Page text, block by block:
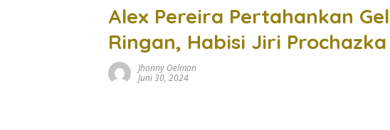
Alex Pereira Pertahankan
Ringan, Habisi Jiri
Jhonny Oelman
Juni 30, 2024